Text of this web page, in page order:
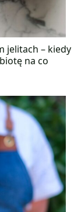
jelitach – kiedy
na co